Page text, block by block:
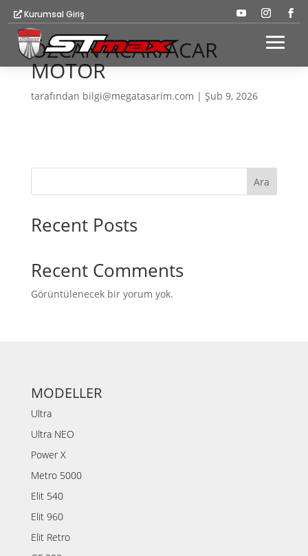
Kurumsal Giriş
ÖZCAN ACAR/ACAR
MOTOR
tarafından bilgi@megatasarim.com | Şub 9, 2026
Ara
Recent Posts
Recent Comments
Görüntülenecek bir yorum yok.
MODELLER
Ultra
Ultra NEO
Power X
Metro 5000
Elit 540
Elit 960
Elit Retro